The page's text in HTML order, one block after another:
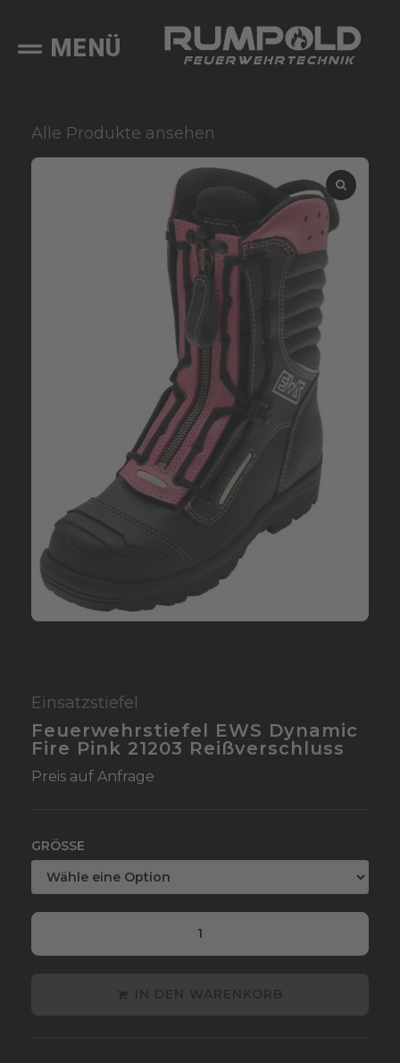
MENÜ
Alle Produkte ansehen
Einsatzstiefel
Feuerwehrstiefel EWS Dynamic
Fire Pink 21203 Reißverschluss
Preis auf Anfrage
GRÖSSE